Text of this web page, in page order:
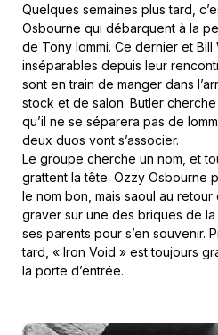
Quelques semaines plus tard,
Osbourne qui débarquent à la
de Tony Iommi. Ce dernier et Bill
inséparables depuis leur
sont en train de manger dans
stock et de salon. Butler
qu’il ne se séparera pas de
deux duos vont s’associer.
Le groupe cherche un nom, et
grattent la tête. Ozzy Osbourne
le nom bon, mais saoul au
graver sur une des briques de
ses parents pour s’en souvenir.
tard, « Iron Void » est toujours
la porte d’entrée.